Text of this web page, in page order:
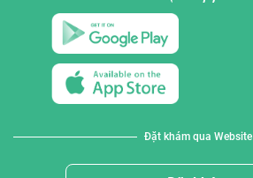
Đặt khám qua Website